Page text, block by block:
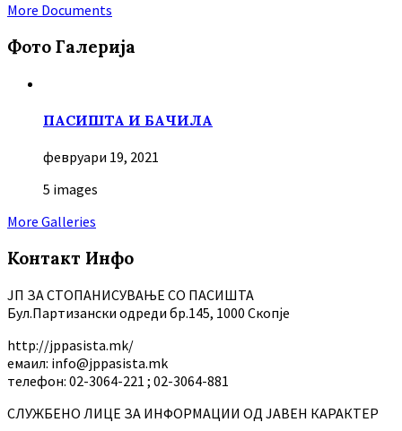
More Documents
Фото Галерија
ПАСИШТА И БАЧИЛА
февруари 19, 2021
5 images
More Galleries
Контакт Инфо
ЈП ЗА СТОПАНИСУВАЊЕ СО ПАСИШТА
Бул.Партизански oдреди бр.145, 1000 Скопје
http://jppasista.mk/
емаил: info@jppasista.mk
телефон: 02-3064-221 ; 02-3064-881
СЛУЖБЕНО ЛИЦЕ ЗА ИНФОРМАЦИИ ОД ЈАВЕН КАРАКТЕР